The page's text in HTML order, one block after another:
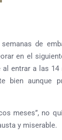
de
en el
entrar a las 14
bien aunque
meses”, no
y miserable.